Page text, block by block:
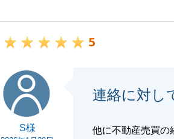
5
S様
連絡に対し
他に不動産売買の